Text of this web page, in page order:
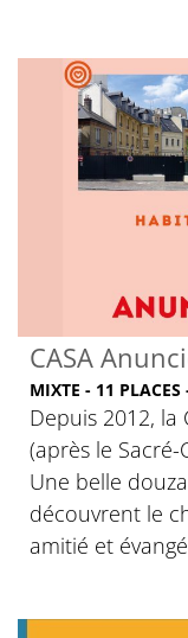
CASA
MIXTE - 11 PLACES
Depuis 2012, la
(après le
Une belle
découvrent le
amitié et